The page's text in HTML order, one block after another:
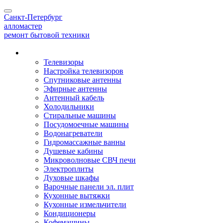
Toggle
navigation
Санкт-Петербург
алломастер
ремонт бытовой техники
Телевизоры
Настройка телевизоров
Спутниковые антенны
Эфирные антенны
Антенный кабель
Холодильники
Стиральные машины
Посудомоечные машины
Водонагреватели
Гидромассажные ванны
Душевые кабины
Микроволновые СВЧ печи
Электроплиты
Духовые шкафы
Варочные панели эл. плит
Кухонные вытяжки
Кухонные измельчители
Кондиционеры